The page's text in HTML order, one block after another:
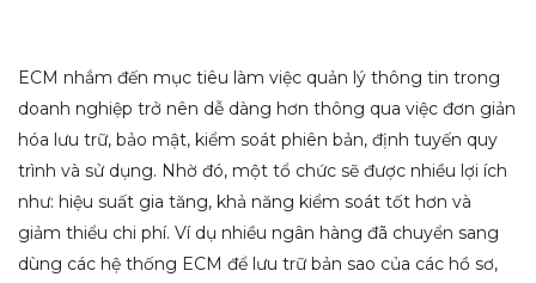
ECM nhắm đến mục tiêu làm việc quản lý thông tin trong
doanh nghiệp trở nên dễ dàng hơn thông qua việc đơn giản
hóa lưu trữ, bảo mật, kiểm soát phiên bản, định tuyến quy
trình và sử dụng. Nhờ đó, một tổ chức sẽ được nhiều lợi ích
như: hiệu suất gia tăng, khả năng kiểm soát tốt hơn và
giảm thiểu chi phí. Ví dụ nhiều ngân hàng đã chuyển sang
dùng các hệ thống ECM để lưu trữ bản sao của các hồ sơ,